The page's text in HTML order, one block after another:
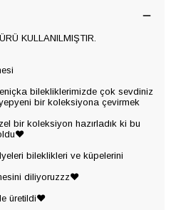
KULLANILMIŞTIR.
bilekliklerimizde çok sevdiniz
bir koleksiyona çevirmek
bir koleksiyon hazırladık ki bu
bileklikleri ve küpelerini
diliyoruzzz❤️
üretildi❤️